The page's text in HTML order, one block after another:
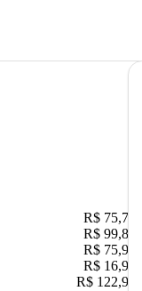
R$ 75,77
R$ 99,89
R$ 75,90
R$ 16,90
R$ 122,90